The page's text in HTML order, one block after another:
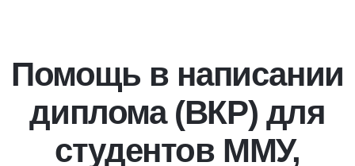
диплома (ВКР) для
студентов ММУ,
ММА, Синергия,